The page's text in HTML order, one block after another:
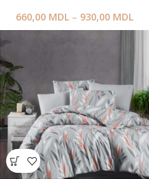
660,00 MDL – 930,00 MDL